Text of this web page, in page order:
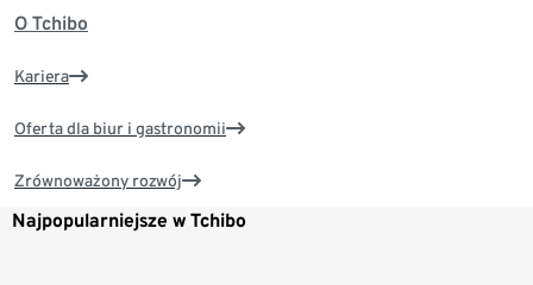
O Tchibo
Kariera
Oferta dla biur i gastronomii
Zrównoważony rozwój
Najpopularniejsze w Tchibo